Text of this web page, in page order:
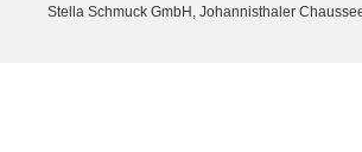
Stella Schmuck GmbH, Johannisthaler